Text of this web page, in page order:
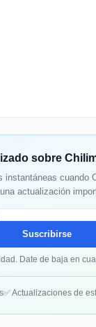
sobre
instantáneas cuando
actualización
Suscribirse
Date de baja en
✅ Actualizaciones de